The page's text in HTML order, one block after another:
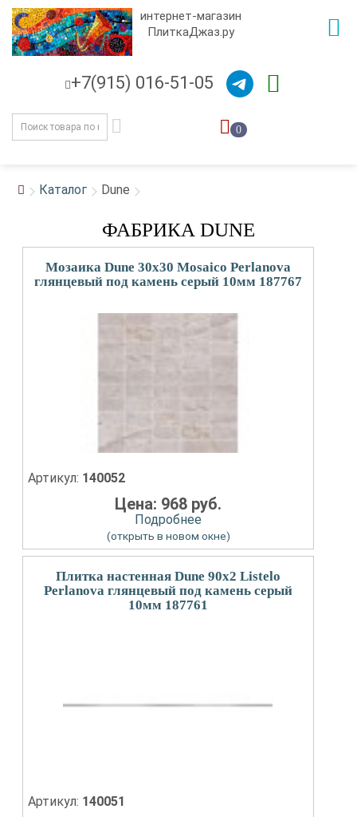
интернет-магазин
ПлиткаДжаз.ру
+7(915) 016-51-05
0
Каталог Dune
ФАБРИКА DUNE
Мозаика Dune 30x30 Mosaico Perlanova
глянцевый под камень серый 10мм 187767
Артикул: 140052
Цена: 968 руб.
Подробнее
(открыть в новом окне)
Плитка настенная Dune 90x2 Listelo
Perlanova глянцевый под камень серый
10мм 187761
Артикул: 140051